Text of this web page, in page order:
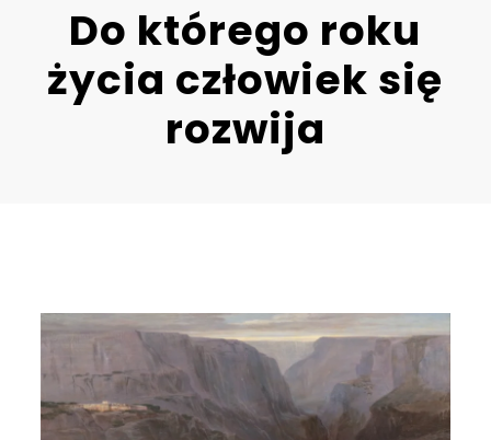
Do którego roku
życia człowiek się
rozwija